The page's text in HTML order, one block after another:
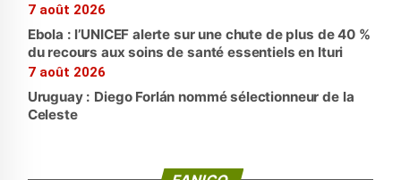
7 août 2026
Ebola : l’UNICEF alerte sur une chute de plus de 40 %
du recours aux soins de santé essentiels en Ituri
7 août 2026
Uruguay : Diego Forlán nommé sélectionneur de la
Celeste